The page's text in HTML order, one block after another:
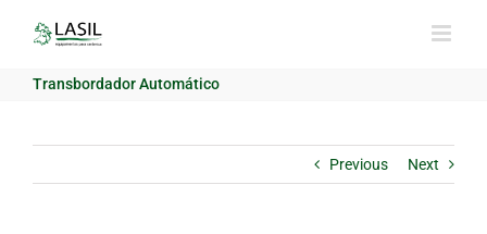
Transbordador Automático
Previous Next